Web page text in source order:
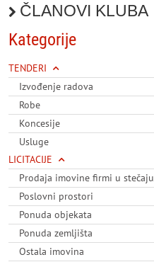
ČLANOVI KLUBA
Kategorije
TENDERI
Izvođenje radova
Robe
Koncesije
Usluge
LICITACIJE
Prodaja imovine firmi u stečaju
Poslovni prostori
Ponuda objekata
Ponuda zemljišta
Ostala imovina